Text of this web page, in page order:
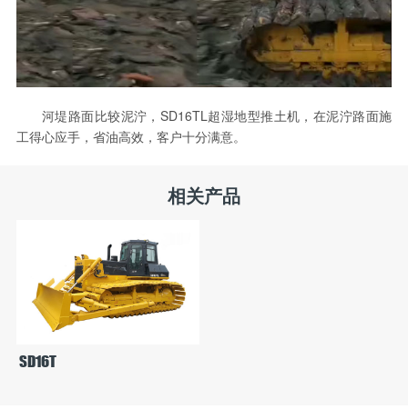
河堤路面比较泥泞，SD16TL超湿地型推土机，在泥泞路面施
工得心应手，省油高效，客户十分满意。
相关产品
SD16T